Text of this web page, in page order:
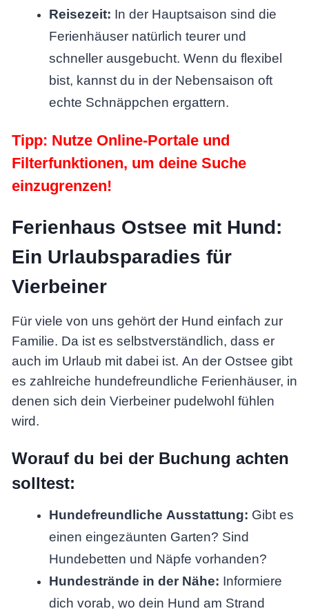
Reisezeit: In der Hauptsaison sind die
Ferienhäuser natürlich teurer und
schneller ausgebucht. Wenn du flexibel
bist, kannst du in der Nebensaison oft
echte Schnäppchen ergattern.
Tipp: Nutze Online-Portale und
Filterfunktionen, um deine Suche
einzugrenzen!
Ferienhaus Ostsee mit Hund:
Ein Urlaubsparadies für
Vierbeiner
Für viele von uns gehört der Hund einfach zur
Familie. Da ist es selbstverständlich, dass er
auch im Urlaub mit dabei ist. An der Ostsee gibt
es zahlreiche hundefreundliche Ferienhäuser, in
denen sich dein Vierbeiner pudelwohl fühlen
wird.
Worauf du bei der Buchung achten
solltest:
Hundefreundliche Ausstattung: Gibt es
einen eingezäunten Garten? Sind
Hundebetten und Näpfe vorhanden?
Hundestrände in der Nähe: Informiere
dich vorab, wo dein Hund am Strand